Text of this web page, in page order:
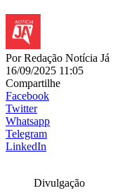
PorRedação Notícia Já
16/09/2025 11:05
Compartilhe
Facebook
Twitter
Whatsapp
Telegram
LinkedIn
Divulgação